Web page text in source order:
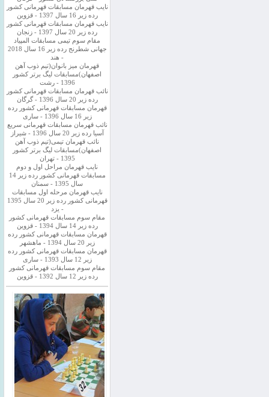
نایب قهرمان مسابقات قهرمانی کشور
رده زیر 16 سال 1397 - قزوین
نایب قهرمان مسابقات قهرمانی کشور
رده زیر 20 سال 1397 - زنجان
مقام سوم تیمی مسابقات المپیاد
جهانی شطرنج رده زیر 16 سال 2018
- هند
قهرمان میز بانوان(تیم ذوب آهن
اصفهان)مسابقات لیگ برتر کشور
1396 - رشت
نائب قهرمان مسابقات قهرمانی کشور
رده زیر 20 سال 1396 - گرگان
قهرمان مسابقات قهرمانی کشور رده
زیر 16 سال 1396 - ساری
نائب قهرمان مسابقات قهرمانی سریع
آسیا رده زیر 20 سال 1396 - شیراز
نائب قهرمان تیمی(تیم ذوب آهن
اصفهان)مسابقات لیگ برتر کشور
1395 - تهران
نایب قهرمان مراحل اول و دوم
مسابقات قهرمانی کشور رده زیر 14
سال 1395 - سمنان
نایب قهرمان مرحله اول مسابقات
قهرمانی کشور رده زیر 20 سال 1395
- یزد
مقام سوم مسابقات قهرمانی کشور
رده زیر 14 سال 1394 - قزوین
قهرمان مسابقات قهرمانی کشور رده
زیر 20 سال 1394 - ماهشهر
قهرمان مسابقات قهرمانی کشور رده
زیر 12 سال 1393 - ساری
مقام سوم مسابقات قهرمانی کشور
رده زیر 12 سال 1392 - قزوین